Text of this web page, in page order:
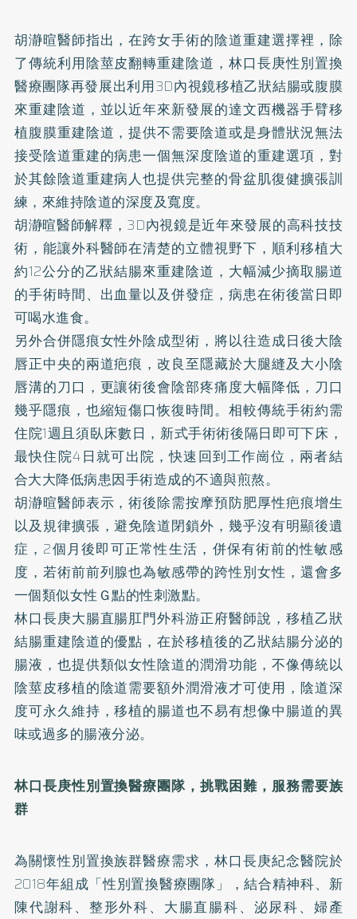
胡瀞暄醫師指出，在跨女手術的陰道重建選擇裡，除
了傳統利用陰莖皮翻轉重建陰道，林口長庚性別置換
醫療團隊再發展出利用3D內視鏡移植乙狀結腸或腹膜
來重建陰道，並以近年來新發展的達文西機器手臂移
植腹膜重建陰道，提供不需要陰道或是身體狀況無法
接受陰道重建的病患一個無深度陰道的重建選項，對
於其餘陰道重建病人也提供完整的骨盆肌復健擴張訓
練，來維持陰道的深度及寬度。
胡瀞暄醫師解釋，3D內視鏡是近年來發展的高科技技
術，能讓外科醫師在清楚的立體視野下，順利移植大
約12公分的乙狀結腸來重建陰道，大幅減少摘取腸道
的手術時間、出血量以及併發症，病患在術後當日即
可喝水進食。
另外合併隱痕女性外陰成型術，將以往造成日後大陰
唇正中央的兩道疤痕，改良至隱藏於大腿縫及大小陰
唇溝的刀口，更讓術後會陰部疼痛度大幅降低，刀口
幾乎隱痕，也縮短傷口恢復時間。相較傳統手術約需
住院1週且須臥床數日，新式手術術後隔日即可下床，
最快住院4日就可出院，快速回到工作崗位，兩者結
合大大降低病患因手術造成的不適與煎熬。
胡瀞暄醫師表示，術後除需按摩預防肥厚性疤痕增生
以及規律擴張，避免陰道閉鎖外，幾乎沒有明顯後遺
症，2個月後即可正常性生活，併保有術前的性敏感
度，若術前前列腺也為敏感帶的跨性別女性，還會多
一個類似女性Ｇ點的性刺激點。
林口長庚大腸直腸肛門外科游正府醫師說，移植乙狀
結腸重建陰道的優點，在於移植後的乙狀結腸分泌的
腸液，也提供類似女性陰道的潤滑功能，不像傳統以
陰莖皮移植的陰道需要額外潤滑液才可使用，陰道深
度可永久維持，移植的腸道也不易有想像中腸道的異
味或過多的腸液分泌。
林口長庚性別置換醫療團隊，挑戰困難，服務需要族
群
為關懷性別置換族群醫療需求，林口長庚紀念醫院於
2018年組成「性別置換醫療團隊」，結合精神科、新
陳代謝科、整形外科、大腸直腸科、泌尿科、婦產